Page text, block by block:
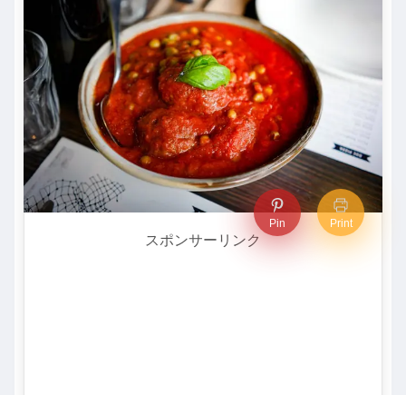
Pin Print
スポンサーリンク